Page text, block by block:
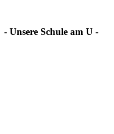
- Unsere Schule am U -